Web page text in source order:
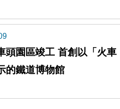
頭園區竣工 首創以「火車
的鐵道博物館